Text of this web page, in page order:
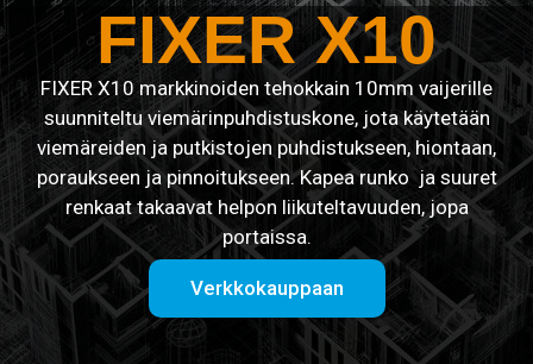
FIXER X10
FIXER X10 markkinoiden tehokkain 10mm vaijerille
suunniteltu viemärinpuhdistuskone, jota käytetään
viemäreiden ja putkistojen puhdistukseen, hiontaan,
poraukseen ja pinnoitukseen. Kapea runko ja suuret
renkaat takaavat helpon liikuteltavuuden, jopa
portaissa.
Verkkokauppaan